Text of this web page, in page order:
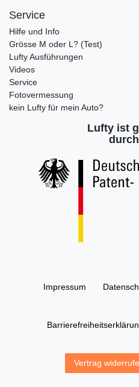
Service
Hilfe und Info
Grösse M oder L? (Test)
Lufty Ausführungen
Videos
Service
Fotovermessung
kein Lufty für mein Auto?
Lufty ist
Impressum
Vertrag